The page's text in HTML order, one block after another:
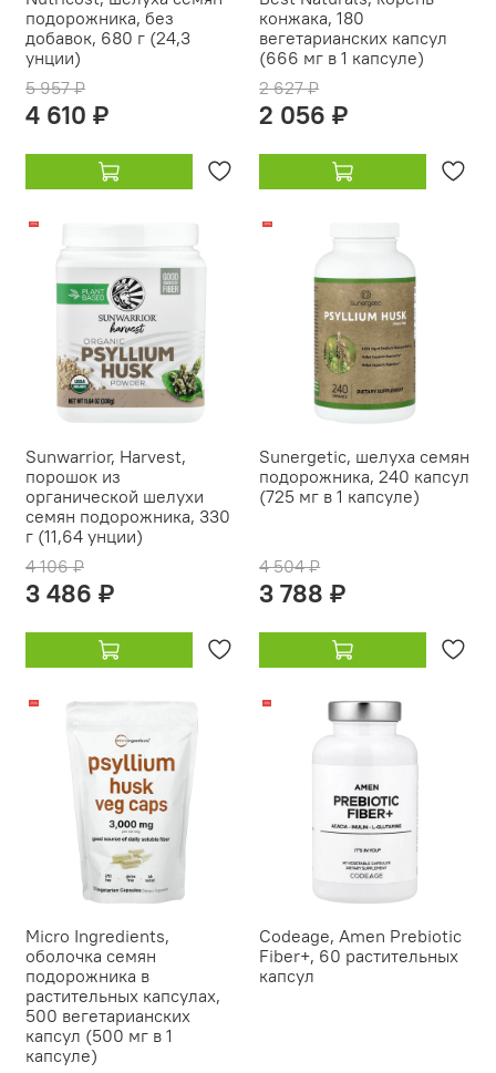
подорожника, без
добавок, 680 г (24,3
унции)
5 957 ₽
4 610 ₽
конжака, 180
вегетарианских капсул
(666 мг в 1 капсуле)
2 627 ₽
2 056 ₽
-15%
Sunwarrior, Harvest,
порошок из
органической шелухи
семян подорожника, 330
г (11,64 унции)
4 106 ₽
3 486 ₽
-16%
Sunergetic, шелуха семян
подорожника, 240 капсул
(725 мг в 1 капсуле)
4 504 ₽
3 788 ₽
-15%
Micro Ingredients,
оболочка семян
подорожника в
растительных капсулах,
500 вегетарианских
капсул (500 мг в 1
капсуле)
-11%
Codeage, Amen Prebiotic
Fiber+, 60 растительных
капсул